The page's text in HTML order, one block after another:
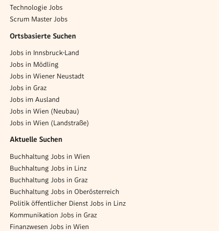
Technologie Jobs
Scrum Master Jobs
Ortsbasierte Suchen
Jobs in Innsbruck-Land
Jobs in Mödling
Jobs in Wiener Neustadt
Jobs in Graz
Jobs im Ausland
Jobs in Wien (Neubau)
Jobs in Wien (Landstraße)
Aktuelle Suchen
Buchhaltung Jobs in Wien
Buchhaltung Jobs in Linz
Buchhaltung Jobs in Graz
Buchhaltung Jobs in Oberösterreich
Politik öffentlicher Dienst Jobs in Linz
Kommunikation Jobs in Graz
Finanzwesen Jobs in Wien